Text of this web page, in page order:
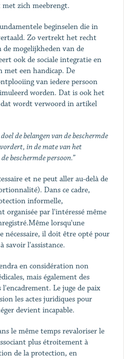
zich meebrengt.
beginselen die in
Zo vertrekt het recht
mogelijkheden van de
ook de sociale integratie en
met een handicap. De
van iedere persoon
worden. Dat is ook het
wordt verwoord in artikel
de belangen van de beschermde
in de mate van het
beschermde persoon.”
et ne peut aller au-delà de
Dans ce cadre,
informelle,
organisée par l'intéressé même
lorsqu'une
nécessaire, il doit être opté pour
savoir l'assistance.
en considération non
mais également des
Le juge de paix
les actes juridiques pour
devient incapable.
le même temps revaloriser le
plus étroitement à
de la protection, en